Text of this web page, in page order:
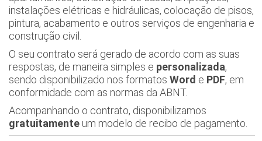
instalações elétricas e hidráulicas, colocação de pisos,
pintura, acabamento e outros serviços de engenharia e
construção civil.
O seu contrato será gerado de acordo com as suas
respostas, de maneira simples e personalizada,
sendo disponibilizado nos formatos Word e PDF, em
conformidade com as normas da ABNT.
Acompanhando o contrato, disponibilizamos
gratuitamente um modelo de recibo de pagamento.